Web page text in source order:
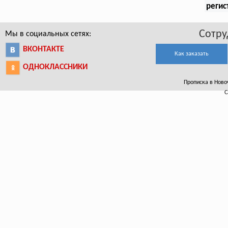
Мы в социальных сетях:
ВКОНТАКТЕ
ОДНОКЛАССНИКИ
Как заказать
Прописка в